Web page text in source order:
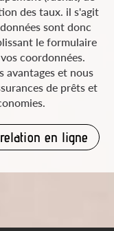
des taux. il s'agit
sont donc
le formulaire
coordonnées.
avantages et nous
de prêts et
en ligne